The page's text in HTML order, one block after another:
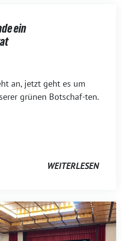
ein
an, jetzt geht es um
grünen Botschaf-ten.
WEITERLESEN